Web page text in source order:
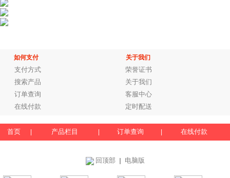
如何支付 关于我们
支付方式
荣誉证书
搜索产品
关于我们
订单查询
客服中心
在线付款
定时配送
首页 产品栏目 订单查询 在线付款
回顶部 电脑版